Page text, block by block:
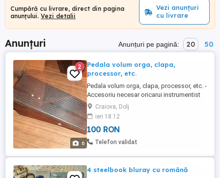
Cumpără cu livrare, direct din pagina
anunțului. Vezi detalii
Vezi anunțuri
cu livrare
Anunțuri Anunțuri pe pagină: 20 50
6
2
Pedala volum orga, clapa,
processor, etc.
Pedala volum orga, clapa, processor, etc. -
Accesoriu necesar oricarui instrumentist
(clapisti, chitaristi, etc.) -Se poate folosi
inaintea sau dupa orice processor. -Pretul
meu: 100 lei
Craiova, Dolj
ieri 18:12
100 RON
Telefon validat
4 steelbook bluray cu română